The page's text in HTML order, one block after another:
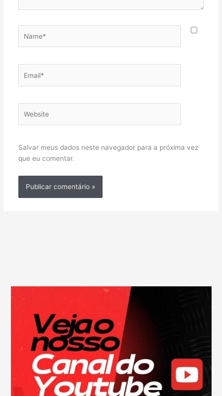
Salvar meus dados neste navegador para a próxima vez
que eu comentar.